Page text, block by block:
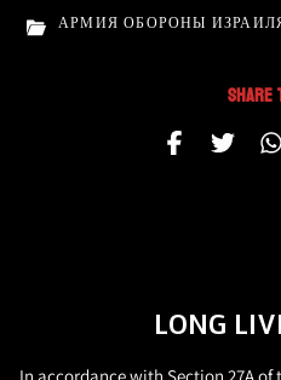
АРМИЯ ОБОРОНЫ
Share
LONG
In accordance with Section 27A